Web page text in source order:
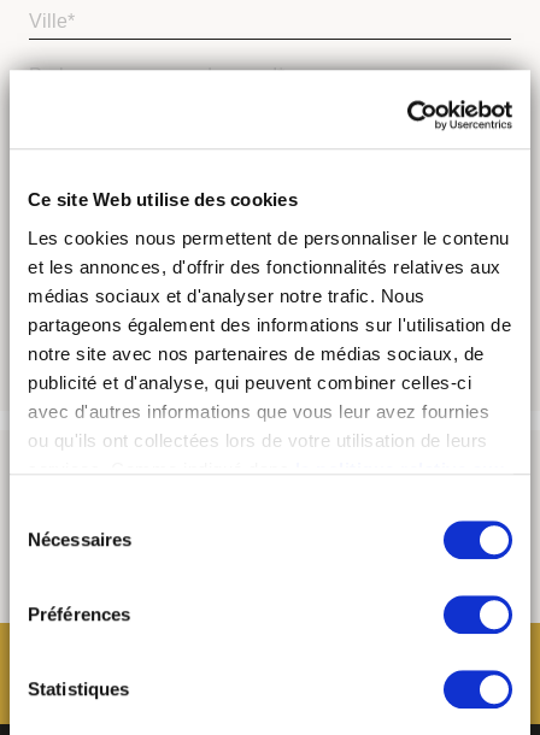
Ce site Web utilise des cookies
Les cookies nous permettent de personnaliser le contenu
et les annonces, d'offrir des fonctionnalités relatives aux
médias sociaux et d'analyser notre trafic. Nous
partageons également des informations sur l'utilisation de
notre site avec nos partenaires de médias sociaux, de
publicité et d'analyse, qui peuvent combiner celles-ci
avec d'autres informations que vous leur avez fournies
ou qu'ils ont collectées lors de votre utilisation de leurs
cliquant sur « tout autoriser » ; vous refusez ce dépôt de
cookies (sauf cookies nécessaires) en cliquant sur « tout
paramétrer vos choix en fonction de la finalité des
autoriser ma sélection ». Vous pouvez retirer votre
consentement à tout moment via notre outil de
Nécessaires
Préférences
Statistiques
J'ENVOIE
*Champs obligatoires Informatique et libertés